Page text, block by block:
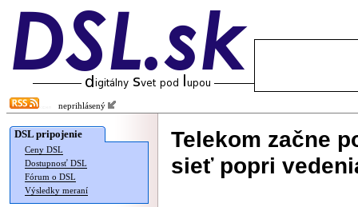
neprihlásený
DSL pripojenie
Ceny DSL
Dostupnosť DSL
Fórum o DSL
Výsledky meraní
Telekom začne
sieť popri